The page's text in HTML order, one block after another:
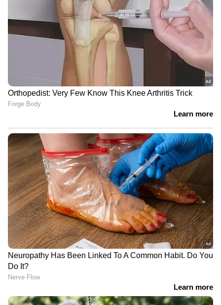
ഭൂമിയിൽ നിന്ന് ഏകദേശം 225 ദശലക്ഷം
കിലോമീറ്റർ അകലെയാണ് കോടിക്കണക്കിന്
ബില്യൺ ഡോളർ ചെലവഴിച്ച് ശാസ്‍ത്രലോകം
ഈ ദൗത്യം നടത്തുന്നത്. അതുകൊണ്ടുതന്നെ
ഇത് വളരെ അസാധാരണമായ ഒരു
പ്രശ്നമായിരുന്നുവെന്നാണ്
ചെരുപ്പിന്‍റെ അടിയിൽ ചവച്ച ച്യൂയിംഗം
കുടുങ്ങിയതുപോലെ ആറ് ദിവസം പാറ
ക്യൂരിയോസിറ്റി റോവറിൽ പറ്റിപ്പിടിച്ച് നിന്നു
എന്നാണ് പലരുടെയും തമാശ രൂപത്തിലുള്ള
പ്രതികരണം. എന്തായാലും നിലവിലെ
പ്രശ്‍നത്തിൽ നിന്നും മുക്തി നേടിയ
ക്യൂരിയോസിറ്റി റോവർ പുതിയ വെല്ലുവിളികളെ
ഏറ്റെടുക്കാൻ തയ്യാറായിത്തന്നെ ചൊവ്വയുടെ
കൂടുതൽ രഹസ്യങ്ങൾ കണ്ടെത്തുന്നതിനായി
പതിവായി ഷെഡ്യൂൾ ചെയ്‌തിട്ടുള്ള
പ്രോഗ്രാമിംഗുകളിലേക്ക് മടങ്ങിയിരിക്കുന്നു.